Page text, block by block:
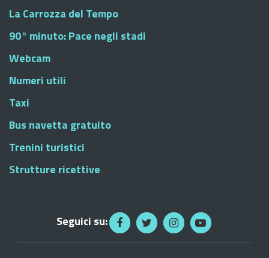
La Carrozza del Tempo
90° minuto: Pace negli stadi
Webcam
Numeri utili
Taxi
Bus navetta gratuito
Trenini turistici
Strutture ricettive
Seguici su: